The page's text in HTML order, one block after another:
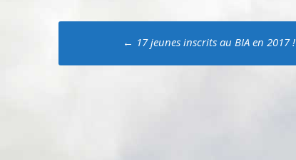
Poste
navigation
← 17 jeunes inscrits au BIA en 2017 !